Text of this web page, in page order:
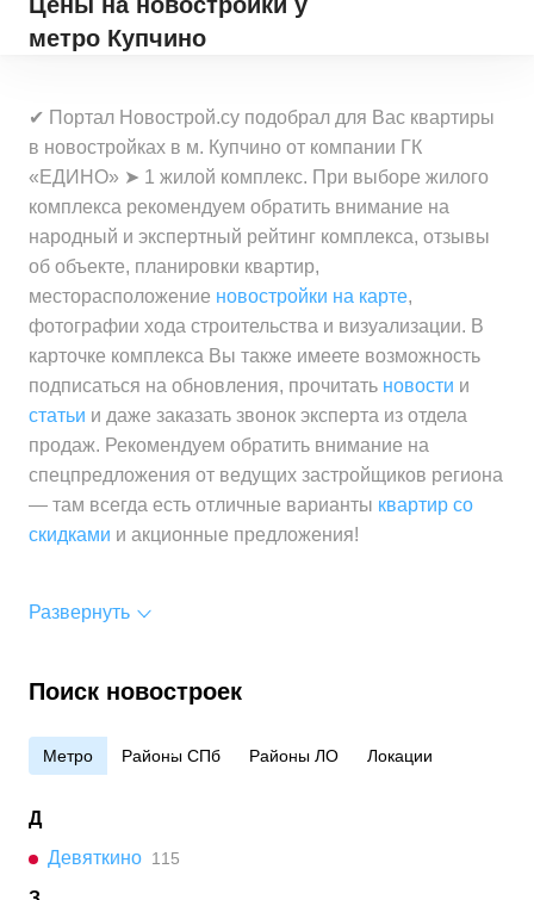
метро Купчино
✔ Портал Новострой.су подобрал для Вас квартиры
в новостройках в м. Купчино от компании ГК
«ЕДИНО» ➤ 1 жилой комплекс. При выборе жилого
комплекса рекомендуем обратить внимание на
народный и экспертный рейтинг комплекса, отзывы
об объекте, планировки квартир,
месторасположение новостройки на карте,
фотографии хода строительства и визуализации. В
карточке комплекса Вы также имеете возможность
подписаться на обновления, прочитать новости и
статьи и даже заказать звонок эксперта из отдела
продаж. Рекомендуем обратить внимание на
спецпредложения от ведущих застройщиков региона
— там всегда есть отличные варианты квартир со
скидками и акционные предложения!
Развернуть
Поиск новостроек
Метро Районы СПб Районы ЛО Локации
Д
Девяткино 115